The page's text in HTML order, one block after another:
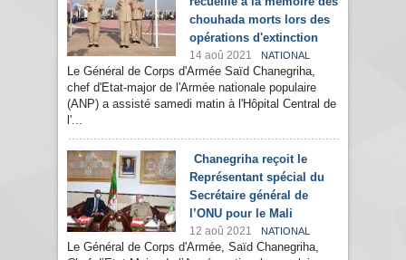
chouhada morts lors des
opérations d'extinction
14 aoû 2021 NATIONAL
Le Général de Corps d'Armée Saïd Chanegriha,
chef d'Etat-major de l'Armée nationale populaire
(ANP) a assisté samedi matin à l'Hôpital Central de
l'...
Chanegriha reçoit le
Représentant spécial du
Secrétaire général de
l’ONU pour le Mali
12 aoû 2021 NATIONAL
Le Général de Corps d'Armée, Saïd Chanegriha,